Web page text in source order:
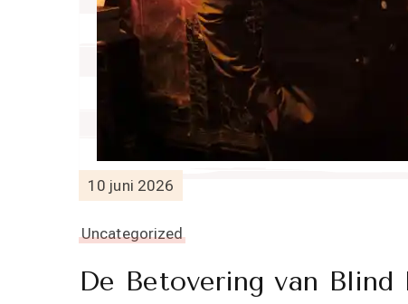
10 juni 2026
Uncategorized
De Betovering van